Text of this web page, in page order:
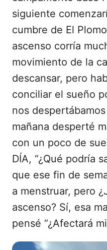
siguiente
cumbre de El
ascenso corría
movimiento de la
descansar, pero
conciliar el sueño
nos
mañana desperté
con un poco de
DÍA, “¿Qué podría
que ese fin de
a menstruar, pero
ascenso? Sí, esa
pensé “¿Afectará